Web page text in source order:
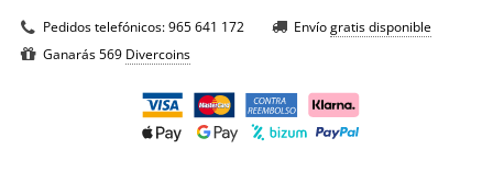
Pedidos telefónicos:965 641 172 Envíogratis disponible
Ganarás 569 Divercoins